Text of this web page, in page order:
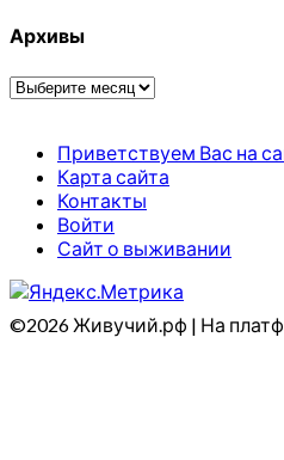
Архивы
Архивы
Приветствуем Вас на
Карта сайта
Контакты
Войти
Сайт о выживании
©2026 Живучий.рф | На